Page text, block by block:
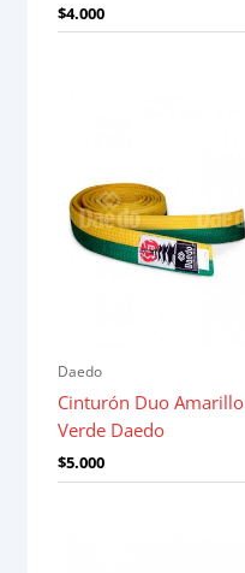
$4.000
Daedo
Cinturón Duo Amarillo
Verde Daedo
$5.000